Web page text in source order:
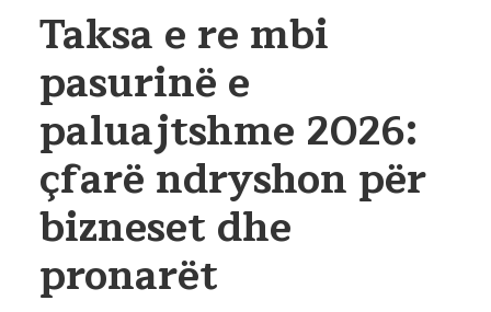
Taksa e re mbi
pasurinë e
paluajtshme 2026:
çfarë ndryshon për
bizneset dhe
pronarët